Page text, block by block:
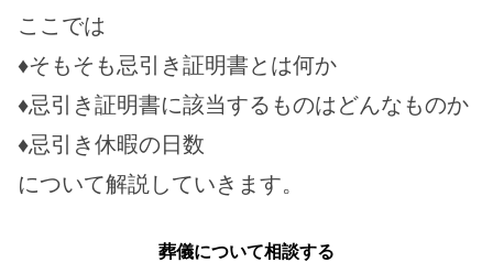
ここでは
♦そもそも忌引き証明書とは何か
♦忌引き証明書に該当するものはどんなものか
♦忌引き休暇の日数
について解説していきます。
葬儀について相談する